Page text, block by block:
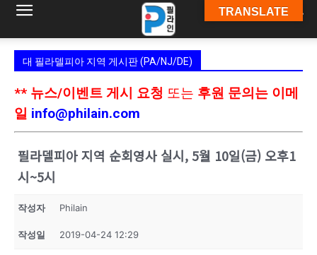
대 필라델피아 지역 게시판 (PA/NJ/DE)
** 뉴스/이벤트 게시 요청 또는 후원 문의는 이메
일 info@philain.com
필라델피아 지역 순회영사 실시, 5월 10일(금) 오후1
시~5시
작성자 Philain
작성일 2019-04-24 12:29
TRANSLATE